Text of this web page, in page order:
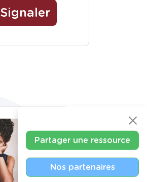
Signaler
Partager une ressource
Nos partenaires